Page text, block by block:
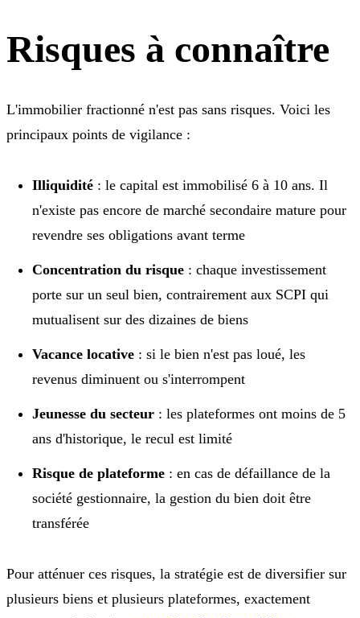
Risques à connaître
L'immobilier fractionné n'est pas sans risques. Voici les
principaux points de vigilance :
Illiquidité : le capital est immobilisé 6 à 10 ans. Il
n'existe pas encore de marché secondaire mature pour
revendre ses obligations avant terme
Concentration du risque : chaque investissement
porte sur un seul bien, contrairement aux SCPI qui
mutualisent sur des dizaines de biens
Vacance locative : si le bien n'est pas loué, les
revenus diminuent ou s'interrompent
Jeunesse du secteur : les plateformes ont moins de 5
ans d'historique, le recul est limité
Risque de plateforme : en cas de défaillance de la
société gestionnaire, la gestion du bien doit être
transférée
Pour atténuer ces risques, la stratégie est de diversifier sur
plusieurs biens et plusieurs plateformes, exactement